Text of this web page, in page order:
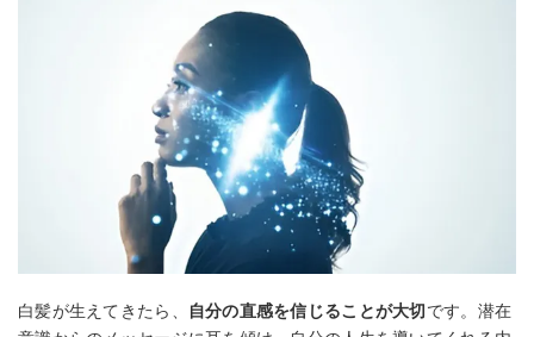
白髪が生えてきたら、 自分の直感を信じることが大切です。潜在